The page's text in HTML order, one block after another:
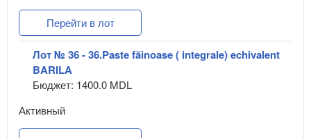
Перейти в лот
Лот № 36 - 36.Paste făinoase ( integrale) echivalent
BARILA
Бюджет: 1400.0 MDL
Активный